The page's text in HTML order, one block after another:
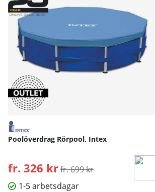
Poolöverdrag Rörpool, Intex
fr. 326 krOrdinarie pris:
fr. 699 kr
1-5 arbetsdagar